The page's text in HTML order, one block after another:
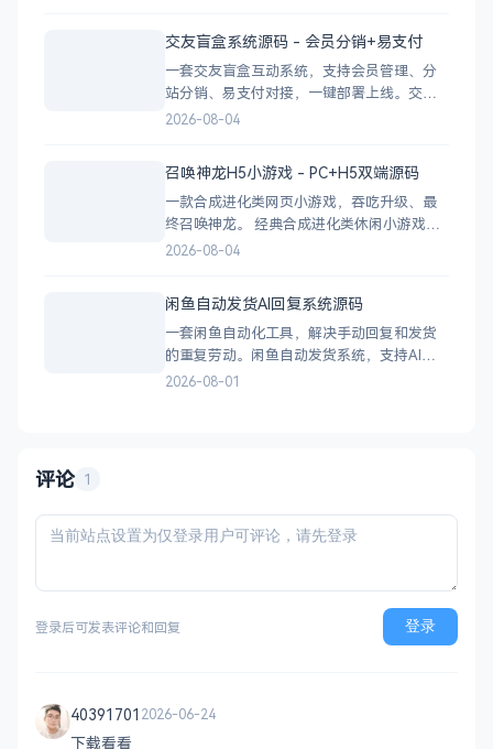
分析报表 技术栈 后端：PHP
交友盲盒系统源码 - 会员分销+易支付
一套交友盲盒互动系统，支持会员管理、分
站分销、易支付对接，一键部署上线。交友
盲盒系统源码，支持会员系统、多商户分
建。 核心功能 会员系统：自定义价格、会
员等级 分销系统：代理商机制、佣金
2026-08-04
召唤神龙H5小游戏 - PC+H5双端源码
一款合成进化类网页小游戏，吞吃升级、最
终召唤神龙。 经典合成进化类休闲小游戏，
双版本可选：正常版挑战通关、无敌版轻松
略，循序渐进挑战通关 无敌版：无失败压
力，轻松快速合成升级，纯休
2026-08-04
闲鱼自动发货AI回复系统源码
一套闲鱼自动化工具，解决手动回复和发货
的重复劳动。闲鱼自动发货系统，支持AI智
能回复、多账号管理、订单自动处理、数据
2026-08-01
评论 1
登录后可发表评论和回复 登录
40391701 2026-06-24
下载看看